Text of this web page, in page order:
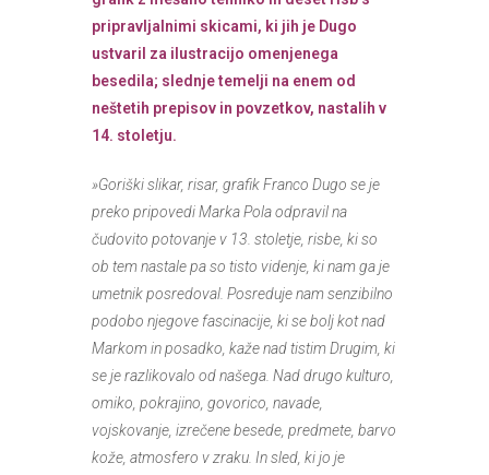
pripravljalnimi skicami, ki jih je Dugo
ustvaril za ilustracijo omenjenega
besedila; slednje temelji na enem od
neštetih prepisov in povzetkov, nastalih v
14. stoletju.
»Goriški slikar, risar, grafik Franco Dugo se je
preko pripovedi Marka Pola odpravil na
čudovito potovanje v 13. stoletje, risbe, ki so
ob tem nastale pa so tisto videnje, ki nam ga je
umetnik posredoval. Posreduje nam senzibilno
podobo njegove fascinacije, ki se bolj kot nad
Markom in posadko, kaže nad tistim Drugim, ki
se je razlikovalo od našega. Nad drugo kulturo,
omiko, pokrajino, govorico, navade,
vojskovanje, izrečene besede, predmete, barvo
kože, atmosfero v zraku. In sled, ki jo je